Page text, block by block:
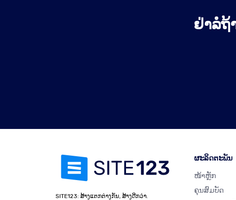
ຢ່າລໍຖ້
SITE123: ສ້າງແຕກຕ່າງກັນ, ສ້າງດີກວ່າ.
ຜະລິດຕະພັນ
ໜ້າຫຼັກ
ຄຸນສົມບັດ